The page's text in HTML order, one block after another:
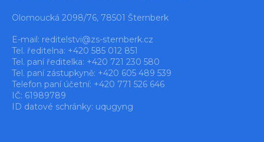
Olomoucká 2098/76, 78501 Šternberk
E-mail: reditelstvi@zs-sternberk.cz
Tel. ředitelna: +420 585 012 851
Tel. paní ředitelka: +420 721 230 580
Tel. paní zástupkyně: +420 605 489 539
Telefon paní účetní: +420 771 526 646
IČ: 61989789
ID datové schránky: uqugyng